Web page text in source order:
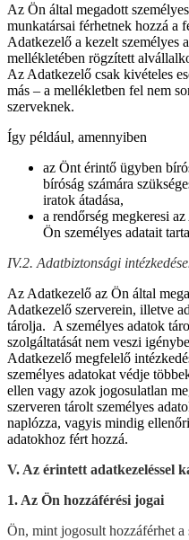
Az Ön által megadott
munkatársai férhetnek hozzá a
Adatkezelő a kezelt személyes
mellékletében rögzített
Az Adatkezelő csak kivételes
más – a mellékletben fel nem
szerveknek.
Így például, amennyiben
az Önt érintő ügyben
bíróság számára
iratok átadása,
a rendőrség megkeresi
Ön személyes adatait
IV.2. Adatbiztonsági
Az Adatkezelő az Ön által
Adatkezelő szerverein, illetve
tárolja. A személyes adatok
szolgáltatását nem veszi
Adatkezelő megfelelő
személyes adatokat védje
ellen vagy azok jogosulatlan
szerveren tárolt személyes
naplózza, vagyis mindig
adatokhoz fért hozzá.
V. Az érintett adatkezeléssel
1. Az Ön hozzáférési jogai
Ön, mint jogosult hozzáférhet a